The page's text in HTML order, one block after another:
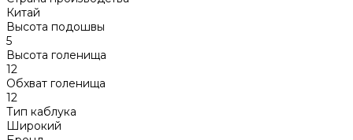
Китай
Высота подошвы
5
Высота голенища
12
Обхват голенища
12
Тип каблука
Широкий